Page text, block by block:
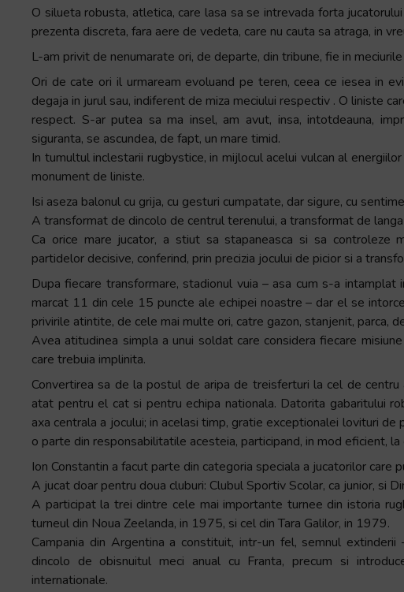
O silueta robusta, atletica, care lasa sa se intrevada forta
prezenta discreta, fara aere de vedeta, care nu cauta sa atraga, in
L-am privit de nenumarate ori, de departe, din tribune, fie in
Ori de cate ori il urmaream evoluand pe teren, ceea ce iesea in
degaja in jurul sau, indiferent de miza meciului respectiv . O liniste
respect. S-ar putea sa ma insel, am avut, insa, intotdeauna,
siguranta, se ascundea, de fapt, un mare timid.
In tumultul inclestarii rugbystice, in mijlocul acelui vulcan al
monument de liniste.
Isi aseza balonul cu grija, cu gesturi cumpatate, dar sigure, cu
A transformat de dincolo de centrul terenului, a transformat de
Ca orice mare jucator, a stiut sa stapaneasca si sa controleze
partidelor decisive, conferind, prin precizia jocului de picior si a
Dupa fiecare transformare, stadionul vuia – asa cum s-a
marcat 11 din cele 15 puncte ale echipei noastre – dar el se
privirile atintite, de cele mai multe ori, catre gazon, stanjenit, parca,
Avea atitudinea simpla a unui soldat care considera fiecare
care trebuia implinita.
Convertirea sa de la postul de aripa de treisferturi la cel de
atat pentru el cat si pentru echipa nationala. Datorita gabaritului
axa centrala a jocului; in acelasi timp, gratie exceptionalei lovituri de
o parte din responsabilitatile acesteia, participand, in mod eficient,
Ion Constantin a facut parte din categoria speciala a jucatorilor care
A jucat doar pentru doua cluburi: Clubul Sportiv Scolar, ca junior, si
A participat la trei dintre cele mai importante turnee din istoria
turneul din Noua Zeelanda, in 1975, si cel din Tara Galilor, in 1979.
Campania din Argentina a constituit, intr-un fel, semnul
dincolo de obisnuitul meci anual cu Franta, precum si
internationale.